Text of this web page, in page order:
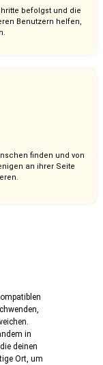
befolgst und die
Benutzern helfen,
finden und von
an ihrer Seite
in
deinen
Ort, um